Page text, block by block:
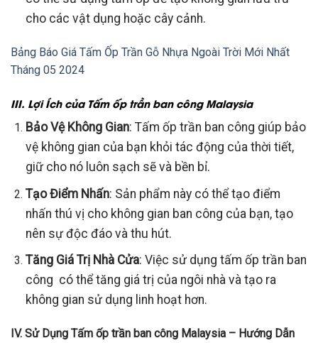
cho các vật dụng hoặc cây cảnh.
Bảng Báo Giá Tấm Ốp Trần Gỗ Nhựa Ngoài Trời Mới Nhất
Tháng 05 2024
III. Lợi Ích của Tấm ốp trần ban công Malaysia
Bảo Vệ Không Gian: Tấm ốp trần ban công giúp bảo
vệ không gian của bạn khỏi tác động của thời tiết,
giữ cho nó luôn sạch sẽ và bền bỉ.
Tạo Điểm Nhấn: Sản phẩm này có thể tạo điểm
nhấn thú vị cho không gian ban công của bạn, tạo
nên sự độc đáo và thu hút.
Tăng Giá Trị Nhà Cửa: Việc sử dụng tấm ốp trần ban
công có thể tăng giá trị của ngôi nhà và tạo ra
không gian sử dụng linh hoạt hơn.
IV. Sử Dụng Tấm ốp trần ban công Malaysia – Hướng Dẫn